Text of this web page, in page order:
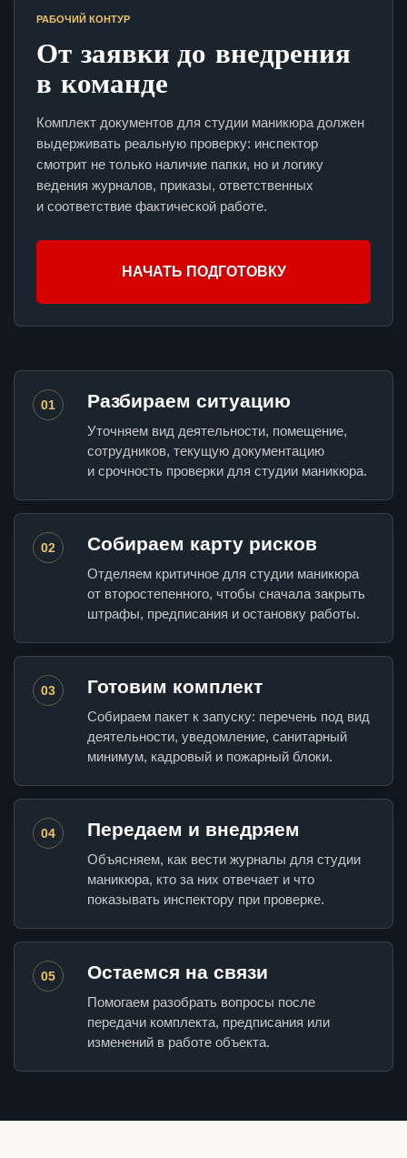
РАБОЧИЙ КОНТУР
От заявки до внедрения
в команде
Комплект документов для студии маникюра должен
выдерживать реальную проверку: инспектор
смотрит не только наличие папки, но и логику
ведения журналов, приказы, ответственных
и соответствие фактической работе.
НАЧАТЬ ПОДГОТОВКУ
01 Разбираем ситуацию
Уточняем вид деятельности, помещение,
сотрудников, текущую документацию
и срочность проверки для студии маникюра.
02 Собираем карту рисков
Отделяем критичное для студии маникюра
от второстепенного, чтобы сначала закрыть
штрафы, предписания и остановку работы.
03 Готовим комплект
Собираем пакет к запуску: перечень под вид
деятельности, уведомление, санитарный
минимум, кадровый и пожарный блоки.
04 Передаем и внедряем
Объясняем, как вести журналы для студии
маникюра, кто за них отвечает и что
показывать инспектору при проверке.
05 Остаемся на связи
Помогаем разобрать вопросы после
передачи комплекта, предписания или
изменений в работе объекта.